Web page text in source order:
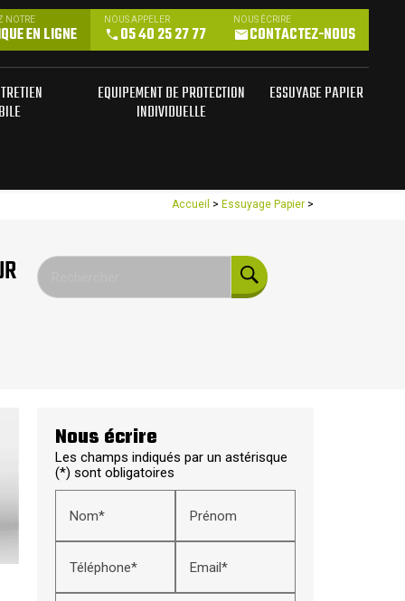
NOTRE
EN LIGNE
NOUS APPELER
05 40 25 27 77
NOUS ÉCRIRE
CONTACTEZ-NOUS
EQUIPEMENT DE PROTECTION
INDIVIDUELLE
ESSUYAGE PAPIER
Accueil > Essuyage Papier >
Nous écrire
Les champs indiqués par un astérisque
(*) sont obligatoires
Nom* Prénom
Téléphone* Email*